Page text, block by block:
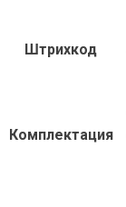
Штрихкод
Комплектация